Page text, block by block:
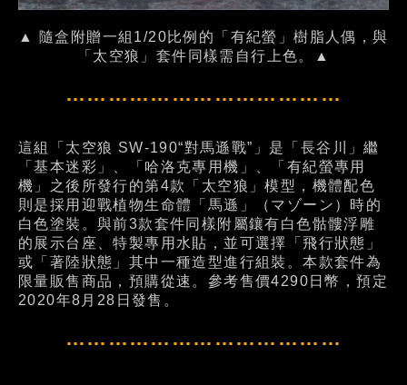
▲ 隨盒附贈一組1/20比例的「有紀螢」樹脂人偶，與
「太空狼」套件同樣需自行上色。▲
…………………………………
這組「太空狼 SW-190“對馬遜戰”」是「長谷川」繼
「基本迷彩」、「哈洛克專用機」、「有紀螢專用
機」之後所發行的第4款「太空狼」模型，機體配色
則是採用迎戰植物生命體「馬遜」（マゾーン）時的
白色塗裝。與前3款套件同樣附屬鑲有白色骷髏浮雕
的展示台座、特製專用水貼，並可選擇「飛行狀態」
或「著陸狀態」其中一種造型進行組裝。本款套件為
限量販售商品，預購從速。參考售價4290日幣，預定
2020年8月28日發售。
…………………………………